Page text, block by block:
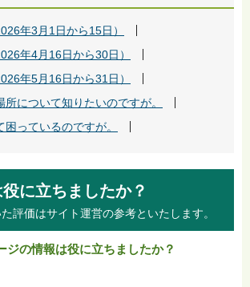
年3月1日から15日）
年4月16日から30日）
年5月16日から31日）
について知りたいのですが。
っているのですが。
に立ちましたか？
評価はサイト運営の参考といたします。
ジの情報は役に立ちましたか？